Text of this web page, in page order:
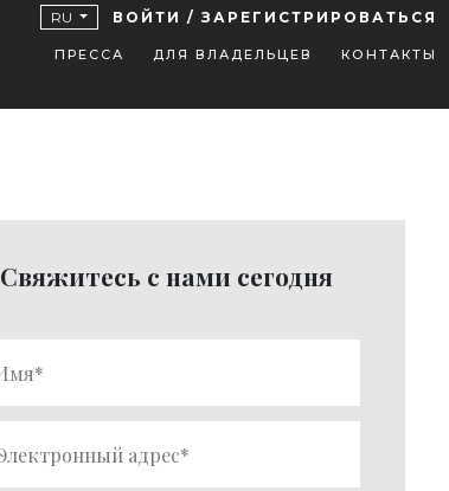
RU ВОЙТИ / ЗАРЕГИСТРИРОВАТЬСЯ
ПРЕССА ДЛЯ ВЛАДЕЛЬЦЕВ КОНТАКТЫ
Свяжитесь с нами сегодня